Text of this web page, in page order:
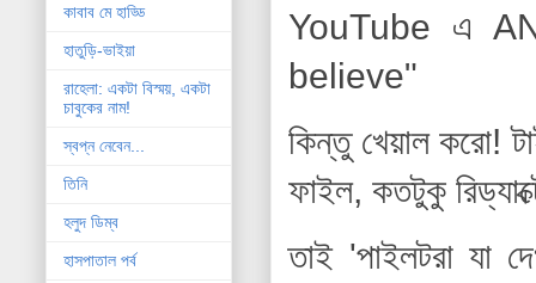
YouTube এ
believe"
কিন্তু খেয়াল করো!
ফাইল, কতটুকু
তাই 'পাইলটরা যা
কাবাব মে হাড্ডি
হাতুড়ি-ভাইয়া
রাহেলা: একটা বিস্ময়, একটা
চাবুকের নাম!
স্বপ্ন নেবেন...
তিনি
হলুদ ডিম্ব
হাসপাতাল পর্ব